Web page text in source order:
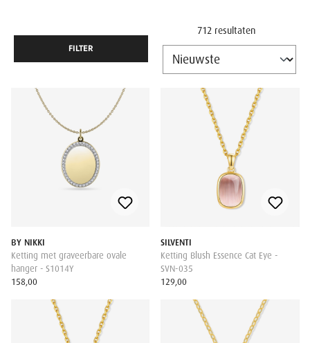
FILTER
712 resultaten
BY NIKKI
Ketting met graveerbare ovale
hanger - S1014Y
158,00
SILVENTI
Ketting Blush Essence Cat Eye -
SVN-035
129,00